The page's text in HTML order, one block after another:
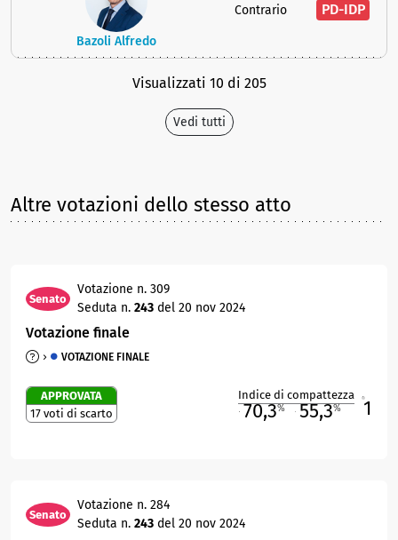
Bazoli Alfredo
Contrario PD-IDP
Visualizzati 10 di 205
Vedi tutti
Altre votazioni dello stesso atto
Senato
Votazione n. 309
Seduta n. 243 del 20 nov 2024
Votazione finale
VOTAZIONE FINALE
APPROVATA
17 voti di scarto
Indice di compattezza
70,3% 55,3% 1
Senato
Votazione n. 284
Seduta n. 243 del 20 nov 2024